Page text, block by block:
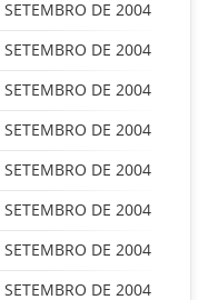
DE 2004
DE 2004
DE 2004
DE 2004
DE 2004
DE 2004
DE 2004
DE 2004